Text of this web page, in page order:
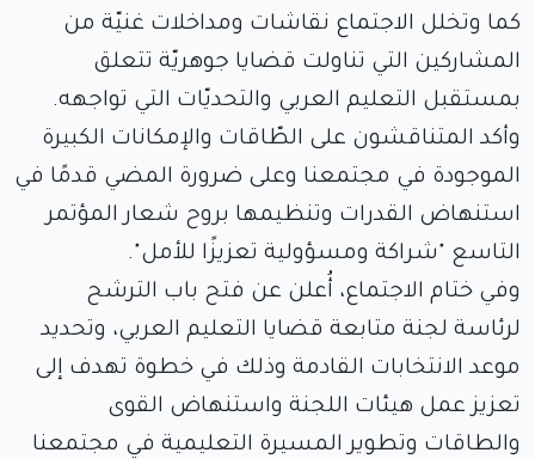
كما وتخلل الاجتماع نقاشات ومداخلات غنيّة من
المشاركين التي تناولت قضايا جوهريّة تتعلق
بمستقبل التعليم العربي والتحديّات التي تواجهه.
وأكد المتناقشون على الطّاقات والإمكانات الكبيرة
الموجودة في مجتمعنا وعلى ضرورة المضي قدمًا في
استنهاض القدرات وتنظيمها بروح شعار المؤتمر
التاسع "شراكة ومسؤولية تعزيزًا للأمل".
وفي ختام الاجتماع، أُعلن عن فتح باب الترشح
لرئاسة لجنة متابعة قضايا التعليم العربي، وتحديد
موعد الانتخابات القادمة وذلك في خطوة تهدف إلى
تعزيز عمل هيئات اللجنة واستنهاض القوى
والطاقات وتطوير المسيرة التعليمية في مجتمعنا